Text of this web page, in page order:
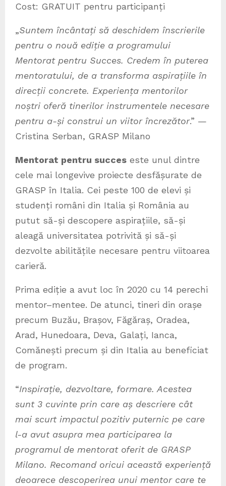
Cost: GRATUIT pentru participanți
„Suntem încântați să deschidem înscrierile
pentru o nouă ediție a programului
Mentorat pentru Succes. Credem în puterea
mentoratului, de a transforma aspirațiile în
direcții concrete. Experiența mentorilor
noștri oferă tinerilor instrumentele necesare
pentru a-și construi un viitor încrezător.” —
Cristina Serban, GRASP Milano
Mentorat pentru succes este unul dintre
cele mai longevive proiecte desfășurate de
GRASP în Italia. Cei peste 100 de elevi și
studenți români din Italia și România au
putut să-și descopere aspirațiile, să-și
aleagă universitatea potrivită și să-și
dezvolte abilitățile necesare pentru viitoarea
carieră.
Prima ediție a avut loc în 2020 cu 14 perechi
mentor–mentee. De atunci, tineri din orașe
precum Buzău, Brașov, Făgăraș, Oradea,
Arad, Hunedoara, Deva, Galați, Ianca,
Comănești precum și din Italia au beneficiat
de program.
“Inspirație, dezvoltare, formare. Acestea
sunt 3 cuvinte prin care aș descriere cât
mai scurt impactul pozitiv puternic pe care
l-a avut asupra mea participarea la
programul de mentorat oferit de GRASP
Milano. Recomand oricui această experiență
deoarece descoperirea unui mentor care te